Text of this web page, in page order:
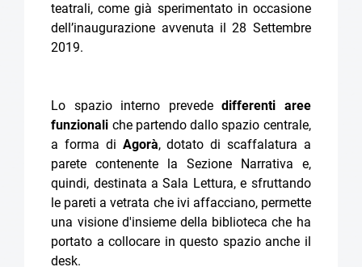
teatrali, come già sperimentato in occasione
dell’inaugurazione avvenuta il 28 Settembre
2019.
Lo spazio interno prevededifferenti aree
funzionali che partendo dallo spazio centrale,
a forma di Agorà, dotato di scaffalatura a
parete contenente la Sezione Narrativa e,
quindi, destinata a Sala Lettura, e sfruttando
le pareti a vetrata che ivi affacciano, permette
una visione d'insieme della biblioteca che ha
portato a collocare in questo spazio anche il
desk.